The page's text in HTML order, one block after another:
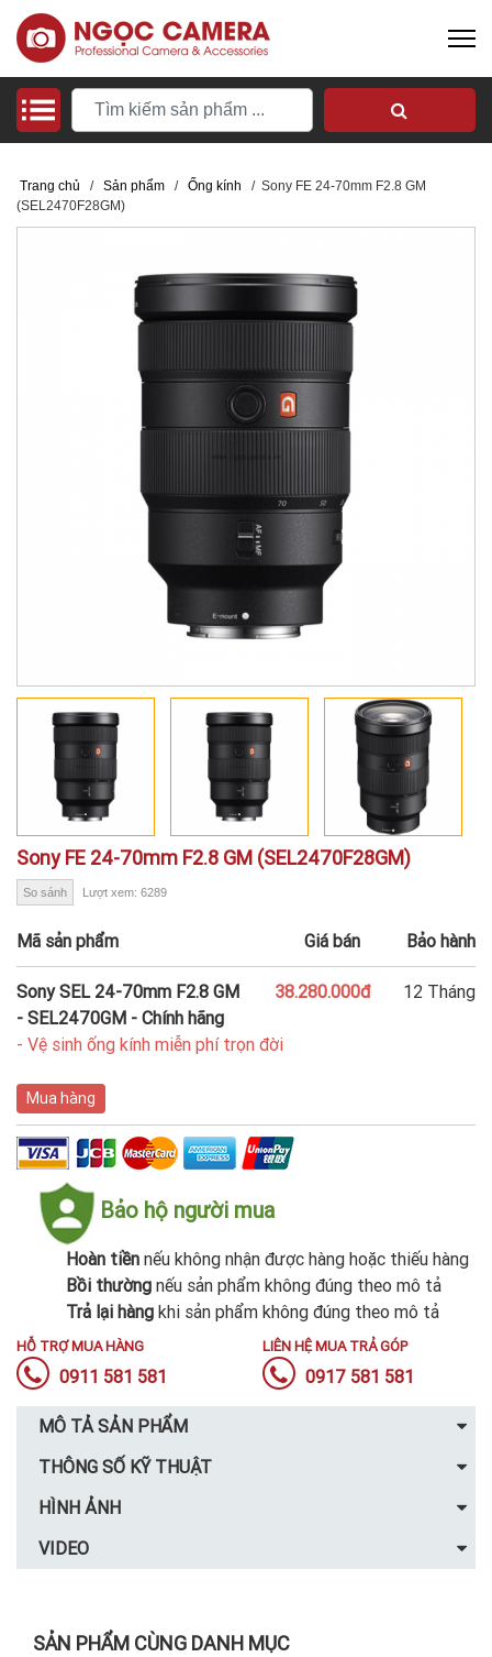
Trang chủ / Sản phẩm / Ống kính / Sony FE 24-70mm F2.8 GM
(SEL2470F28GM)
Sony FE 24-70mm F2.8 GM (SEL2470F28GM)
So sánh Lượt xem: 6289
Mã sản phẩm Giá bán Bảo hành
Sony SEL 24-70mm F2.8 GM
- SEL2470GM - Chính hãng
38.280.000đ 12 Tháng
- Vệ sinh ống kính miễn phí trọn đời
Mua hàng
Bảo hộ người mua
Hoàn tiền nếu không nhận được hàng hoặc thiếu hàng
Bồi thường nếu sản phẩm không đúng theo mô tả
Trả lại hàng khi sản phẩm không đúng theo mô tả
HỖ TRỢ MUA HÀNG
0911 581 581
LIÊN HỆ MUA TRẢ GÓP
0917 581 581
MÔ TẢ SẢN PHẨM
THÔNG SỐ KỸ THUẬT
HÌNH ẢNH
VIDEO
SẢN PHẨM CÙNG DANH MỤC